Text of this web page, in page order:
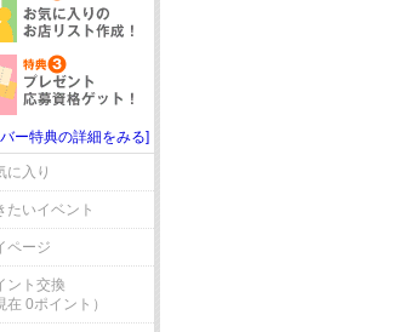
ー特典の詳細をみる]
に入り
たいイベント
ページ
ント交換
在 0ポイント）